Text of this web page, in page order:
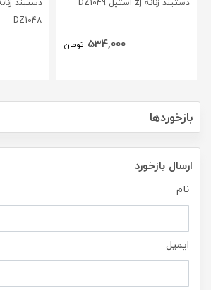
534,000 تومان
DZ1048
بازخوردها
ارسال بازخورد
نام
ایمیل